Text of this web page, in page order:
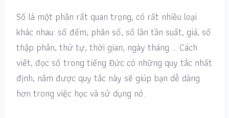
Số là một phần rất quan trọng, có rất nhiều loại
khác nhau: số đếm, phân số, số lần tần suất, giá, số
thập phân, thứ tự, thời gian, ngày tháng … Cách
viết, đọc số trong tiếng Đức có những quy tắc nhất
định, nắm được quy tắc này sẽ giúp bạn dễ dàng
hơn trong việc học và sử dụng nó.